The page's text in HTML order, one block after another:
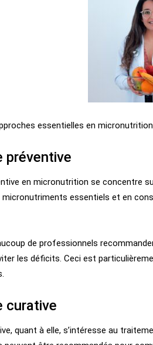
essentielles en
préventive
en micronutrition se concentre
micronutriments essentiels et en
de professionnels
les déficits. Ceci est
curative
quant à elle, s’intéresse au